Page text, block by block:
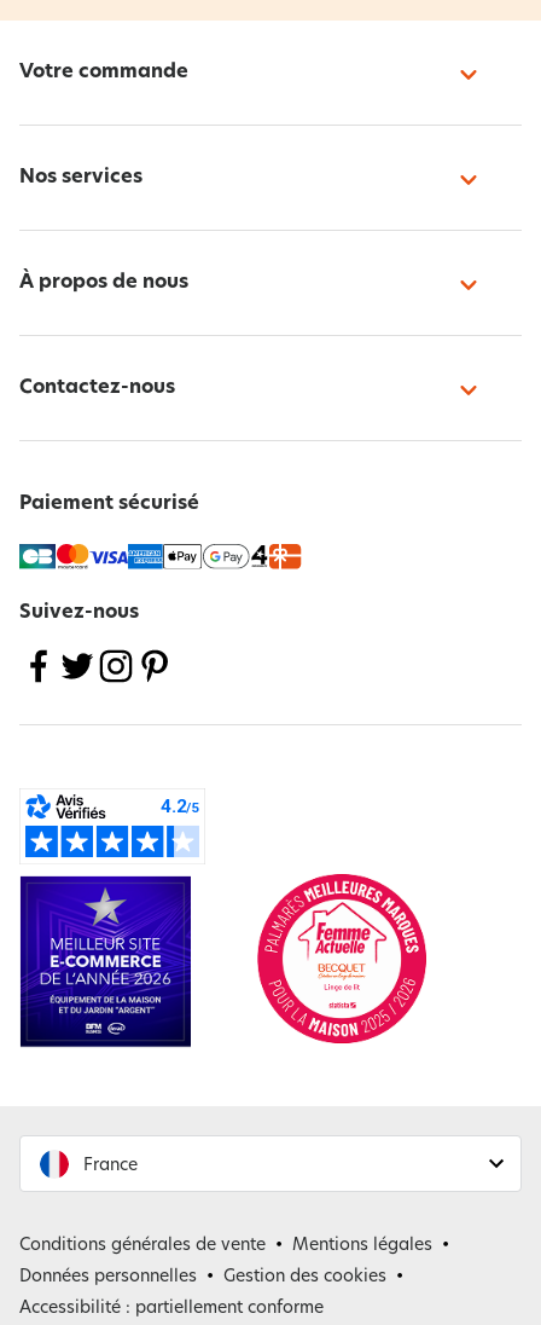
Votre commande
Nos services
À propos de nous
Contactez-nous
Paiement sécurisé
Suivez-nous
France
Belgique
Conditions générales de vente
Mentions légales
Données personnelles
Gestion des cookies
Accessibilité : partiellement conforme